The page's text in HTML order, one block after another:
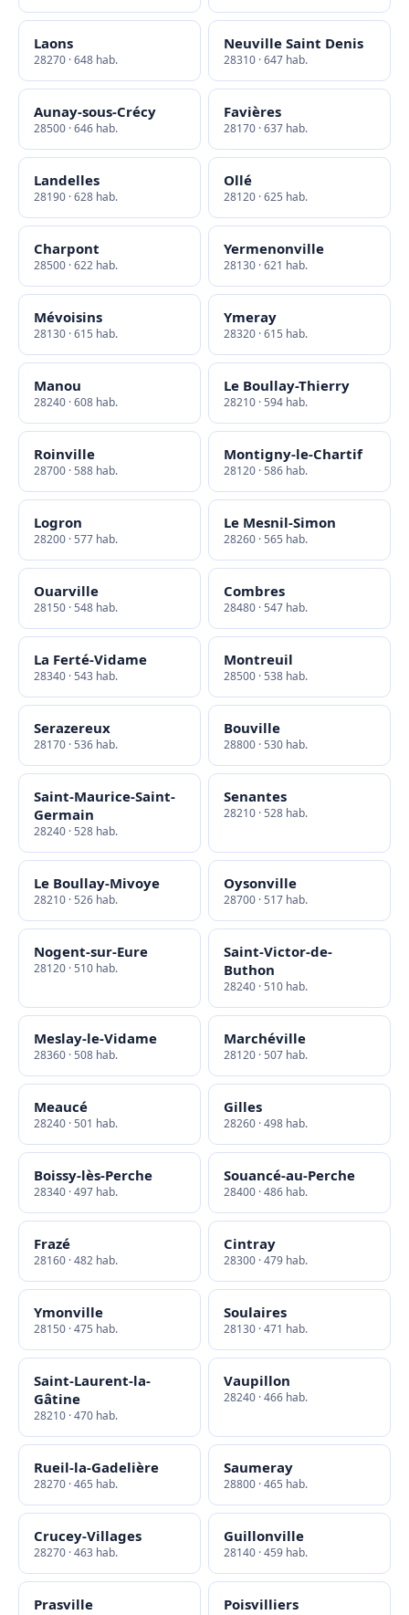
Laons
28270 · 648 hab.
Neuville Saint Denis
28310 · 647 hab.
Aunay-sous-Crécy
28500 · 646 hab.
Favières
28170 · 637 hab.
Landelles
28190 · 628 hab.
Ollé
28120 · 625 hab.
Charpont
28500 · 622 hab.
Yermenonville
28130 · 621 hab.
Mévoisins
28130 · 615 hab.
Ymeray
28320 · 615 hab.
Manou
28240 · 608 hab.
Le Boullay-Thierry
28210 · 594 hab.
Roinville
28700 · 588 hab.
Montigny-le-Chartif
28120 · 586 hab.
Logron
28200 · 577 hab.
Le Mesnil-Simon
28260 · 565 hab.
Ouarville
28150 · 548 hab.
Combres
28480 · 547 hab.
La Ferté-Vidame
28340 · 543 hab.
Montreuil
28500 · 538 hab.
Serazereux
28170 · 536 hab.
Bouville
28800 · 530 hab.
Saint-Maurice-Saint-
Germain
28240 · 528 hab.
Senantes
28210 · 528 hab.
Le Boullay-Mivoye
28210 · 526 hab.
Oysonville
28700 · 517 hab.
Nogent-sur-Eure
28120 · 510 hab.
Saint-Victor-de-
Buthon
28240 · 510 hab.
Meslay-le-Vidame
28360 · 508 hab.
Marchéville
28120 · 507 hab.
Meaucé
28240 · 501 hab.
Gilles
28260 · 498 hab.
Boissy-lès-Perche
28340 · 497 hab.
Souancé-au-Perche
28400 · 486 hab.
Frazé
28160 · 482 hab.
Cintray
28300 · 479 hab.
Ymonville
28150 · 475 hab.
Soulaires
28130 · 471 hab.
Saint-Laurent-la-
Gâtine
28210 · 470 hab.
Vaupillon
28240 · 466 hab.
Rueil-la-Gadelière
28270 · 465 hab.
Saumeray
28800 · 465 hab.
Crucey-Villages
28270 · 463 hab.
Guillonville
28140 · 459 hab.
Prasville Poisvilliers